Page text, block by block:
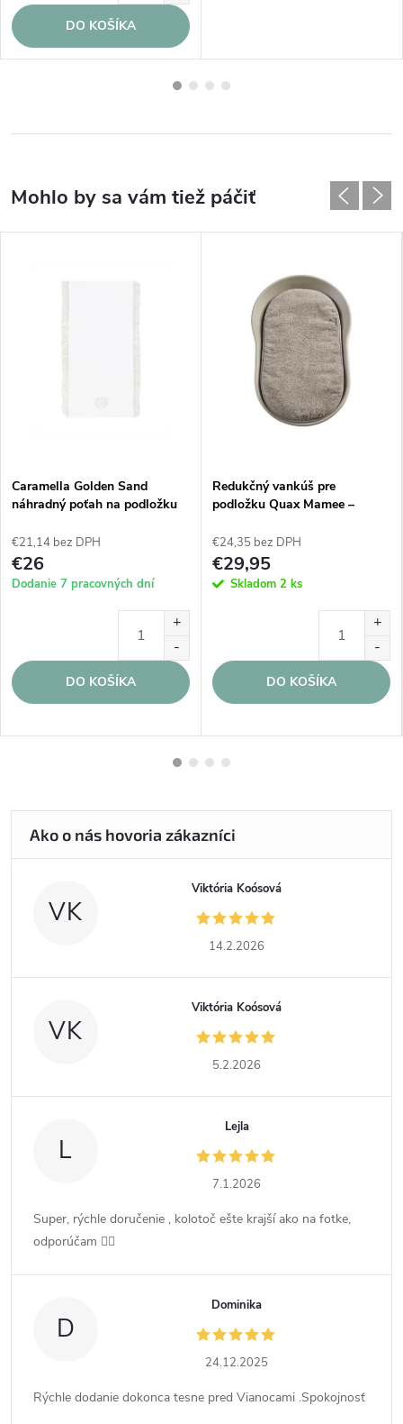
DO KOŠÍKA
Caramella Golden Sand
náhradný poťah na podložku
€21,14 bez DPH
€26
Dodanie 7 pracovných dní
DO KOŠÍKA
Redukčný vankúš pre
podložku Quax Mamee –
€24,35 bez DPH
€29,95
Skladom 2 ks
DO KOŠÍKA
VK
Viktória Koósová
14.2.2026
VK
Viktória Koósová
5.2.2026
L
Lejla
7.1.2026
Super, rýchle doručenie , kolotoč ešte krajší ako na fotke,
odporúčam 👍🏻
D
Dominika
24.12.2025
Rýchle dodanie dokonca tesne pred Vianocami .Spokojnosť